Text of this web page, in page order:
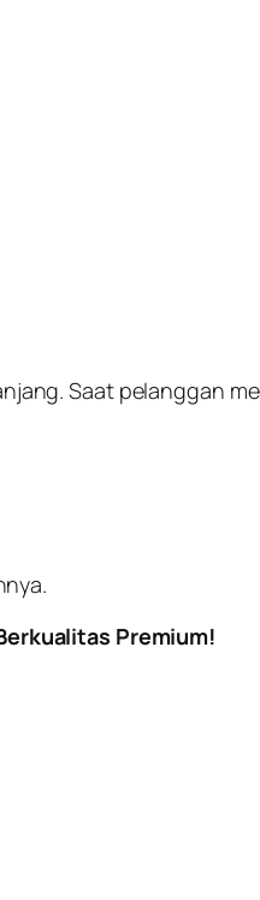
Saat pelanggan
Premium!